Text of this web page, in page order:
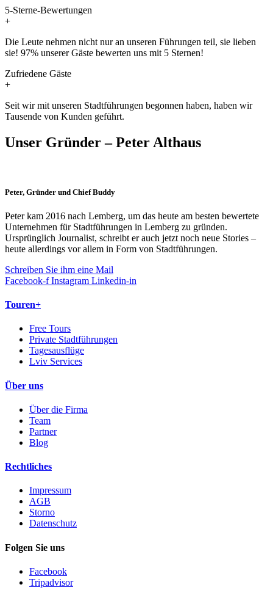
5-Sterne-Bewertungen
+
Die Leute nehmen nicht nur an unseren Führungen teil, sie lieben
sie! 97% unserer Gäste bewerten uns mit 5 Sternen!
Zufriedene Gäste
+
Seit wir mit unseren Stadtführungen begonnen haben, haben wir
Tausende von Kunden geführt.
Unser Gründer – Peter Althaus
Peter, Gründer und Chief Buddy
Peter kam 2016 nach Lemberg, um das heute am besten bewertete
Unternehmen für Stadtführungen in Lemberg zu gründen.
Ursprünglich Journalist, schreibt er auch jetzt noch neue Stories –
heute allerdings vor allem in Form von Stadtführungen.
Schreiben Sie ihm eine Mail
Facebook-f Instagram Linkedin-in
Touren+
Free Tours
Private Stadtführungen
Tagesausflüge
Lviv Services
Über uns
Über die Firma
Team
Partner
Blog
Rechtliches
Impressum
AGB
Storno
Datenschutz
Folgen Sie uns
Facebook
Tripadvisor